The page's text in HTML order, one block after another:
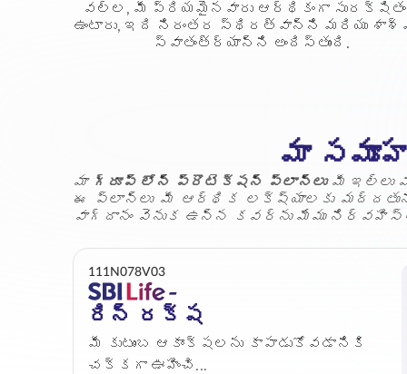
వల్ల, మీ ప్రియమైనవారు ఆర్థికంగా
ఉంటారు, ఇది నిరంతర స్థిరత్వాన్ని మరియు
స్వాతంత్ర్యాన్ని అందిస్తుంది.
మా
మా గ్రూప్ లోన్ ప్రొటెక్షన్ ప్లాన్‌లుమీ ఇల్లు
ఈ ప్లాన్‌లు మీ ఆర్థిక లక్ష్యాలకు
వాగ్దానం వెనుక ఉన్న కవర్‌ను మేము
111N078V03
రిన్ రక్ష
మీ కుటుంబ ఆకాంక్షలను కాపాడుకోవడానికి
చక్కగా ఊహించి...